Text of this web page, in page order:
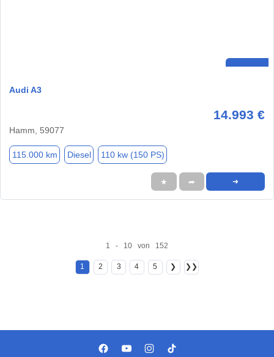
Audi A3
14.993 €
Hamm, 59077
115.000 km Diesel 110 kw (150 PS)
★ ➦ ➜
1 - 10 von 152
1 2 3 4 5 ❯ ❯❯